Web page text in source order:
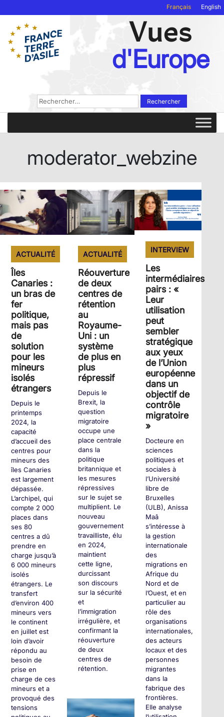
Français English
Vues
d'Europe
Rechercher :
moderator_webzine
ACTUALITÉ
Îles
Canaries :
un bras de
fer
politique,
mais pas
de
solution
pour les
mineurs
isolés
étrangers
Depuis le
printemps
2024, la
capacité
d’accueil des
centres pour
mineurs des
îles Canaries
est largement
dépassée.
L’archipel, qui
compte 2 000
places dans
ses 80
centres a dû
prendre en
charge jusqu’à
6 000 mineurs
isolés
étrangers. Le
transfert
d’environ 400
mineurs vers
le continent
en juillet est
loin d’avoir
répondu au
besoin de
prise en
charge de ces
mineurs et a
provoqué des
tensions
ACTUALITÉ
Réouverture
de deux
centres de
rétention
au
Royaume-
Uni : un
système
de plus en
plus
répressif
Depuis le
Brexit, la
question
migratoire
occupe une
place centrale
dans la
politique
britannique et
les mesures
répressives
sur le sujet se
multiplient. Le
nouveau
gouvernement
travailliste, élu
en 2024,
maintient
cette ligne,
durcissant
son discours
sur la sécurité
et
l’immigration
irrégulière, et
confirmant la
réouverture
de deux
centres de
rétention.
+
INTERVIEW
Les
intermédiaires
pairs : «
Leur
utilisation
peut
sembler
stratégique
aux yeux
de l’Union
européenne
dans un
objectif de
contrôle
migratoire
»
Docteure en
sciences
politiques et
sociales à
l’Université
libre de
Bruxelles
(ULB), Anissa
Maâ
s’intéresse à
la gestion
internationale
des
migrations en
Afrique du
Nord et de
l’Ouest, et en
particulier au
rôle des
organisations
internationales,
des acteurs
locaux et des
personnes
migrantes
dans la
fabrique des
frontières.
Elle analyse